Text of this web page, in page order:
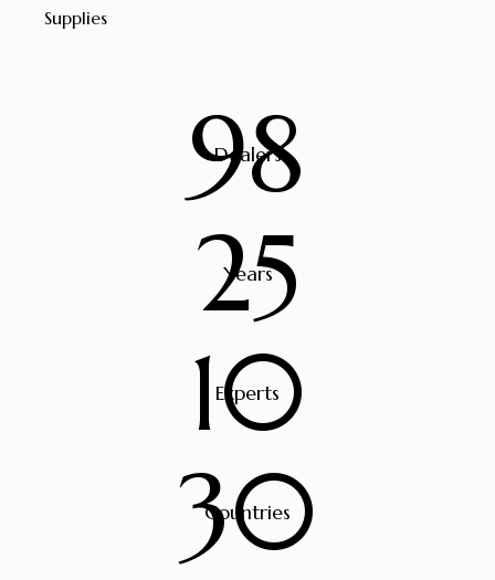
Supplies
98
Dealers
25
Years
10
Experts
30
Countries